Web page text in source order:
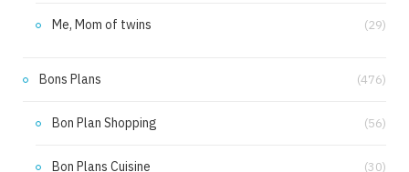
Me, Mom of twins (29)
Bons Plans (476)
Bon Plan Shopping (56)
Bon Plans Cuisine (30)